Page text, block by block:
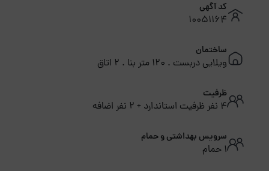
کد آگهی
10051164
ساختمان
ویلایی دربست . 120 متر بنا . 2 اتاق
ظرفیت
4 نفر ظرفیت استاندارد + 2 نفر اضافه
سرویس بهداشتی و حمام
1 حمام